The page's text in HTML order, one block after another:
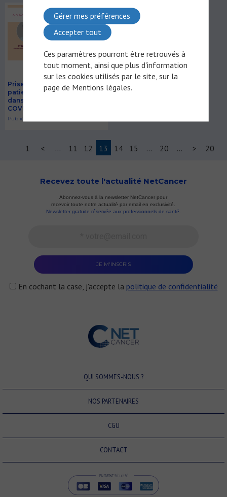
X-ARCHIVES
Prise en charge et suivi des
patients atteints de cancer
dans le contexte de la
COVID-19
Publié le 30/09/2020
1 < ... 11 12 13 14 15 ... 20 ... > 20
Recevez toute l'actualité NetCancer
Abonnez-vous à la newsletter NetCancer pour
recevoir toute notre actualité par email en exclusivité.
Newsletter gratuite réservée aux professionnels de santé.
En cochant la case, j'accepte la politique de confidentialité
QUI SOMMES-NOUS ?
NOS PARTENAIRES
CGU
CONTACT
Gérer mes préférences
Accepter tout
Ces paramètres pourront être retrouvés à
tout moment, ainsi que plus d'information
sur les cookies utilisés par le site, sur la
page de Mentions légales.